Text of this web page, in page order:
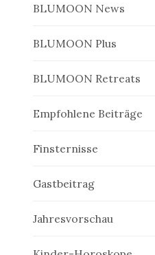
BLUMOON News
BLUMOON Plus
BLUMOON Retreats
Empfohlene Beiträge
Finsternisse
Gastbeitrag
Jahresvorschau